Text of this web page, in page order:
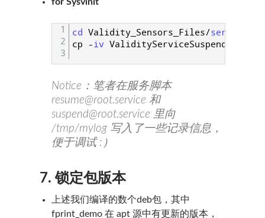
1
2
3
cd Validity_Sensors_Files/
cp
-iv ValidityServiceSuspend
Notice：笔者在服务脚本
resume@root.service 和
suspend@root.service 里向
/tmp/mylog 写入了一些记录信息，
便于调试 :）
7. 锁定包版本
上述我们编译的数个deb包，其中
fprint_demo 在 apt 源中有更新的版本，